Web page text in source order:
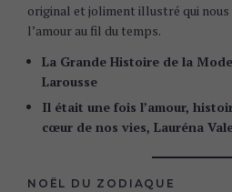
original et joliment illustré qui nous
l’amour au fil du temps.
La Grande Histoire de la
Larousse
Il était une fois l’amour,
cœur de nos vies, Lauréna
NOËL DU ZODIAQUE